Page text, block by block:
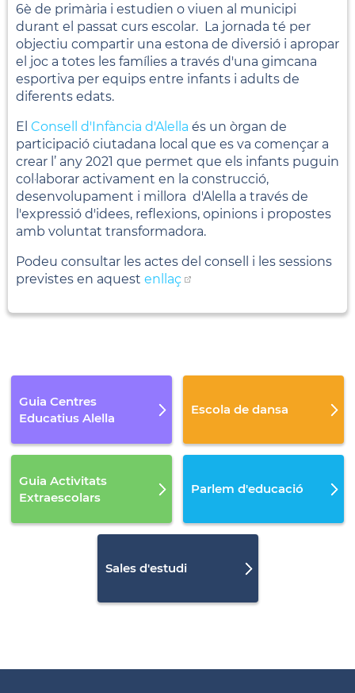
6è de primària i estudien o viuen al municipi
durant el passat curs escolar. La jornada té per
objectiu compartir una estona de diversió i apropar
el joc a totes les famílies a través d'una gimcana
esportiva per equips entre infants i adults de
diferents edats.
El Consell d'Infància d'Alella és un òrgan de
participació ciutadana local que es va començar a
crear l’ any 2021 que permet que els infants puguin
col·laborar activament en la construcció,
desenvolupament i millora d'Alella a través de
l'expressió d'idees, reflexions, opinions i propostes
amb voluntat transformadora.
Podeu consultar les actes del consell i les sessions
previstes en aquest enllaç
Guia Centres
Educatius Alella
Escola de dansa
Guia Activitats
Extraescolars
Parlem d'educació
Sales d'estudi